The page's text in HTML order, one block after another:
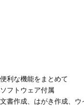
便利な機能をまとめて
ソフトウェア付属
文書作成、はがき作成、